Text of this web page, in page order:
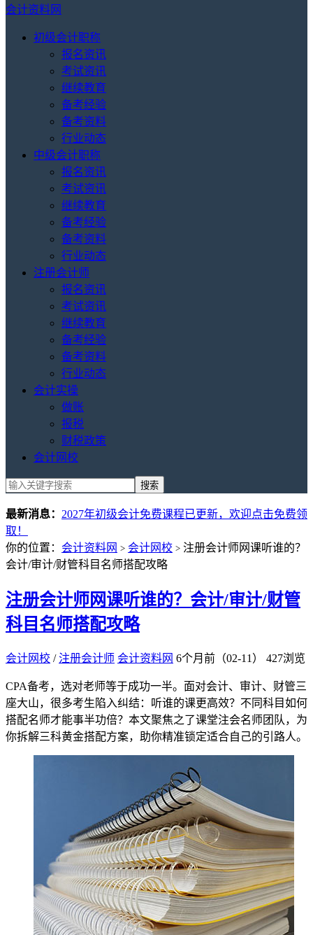
会计资料网
初级会计职称
报名资讯
考试资讯
继续教育
备考经验
备考资料
行业动态
中级会计职称
报名资讯
考试资讯
继续教育
备考经验
备考资料
行业动态
注册会计师
报名资讯
考试资讯
继续教育
备考经验
备考资料
行业动态
会计实操
做账
报税
财税政策
会计网校
最新消息： 2027年初级会计免费课程已更新，欢迎点击免费领
取！
你的位置： 会计资料网 > 会计网校 > 注册会计师网课听谁的？
会计/审计/财管科目名师搭配攻略
注册会计师网课听谁的？会计/审计/财管
科目名师搭配攻略
会计网校 /注册会计师 会计资料网 6个月前（02-11） 427浏览
CPA备考，选对老师等于成功一半。面对会计、审计、财管三
座大山，很多考生陷入纠结：听谁的课更高效？不同科目如何
搭配名师才能事半功倍？本文聚焦之了课堂注会名师团队，为
你拆解三科黄金搭配方案，助你精准锁定适合自己的引路人。